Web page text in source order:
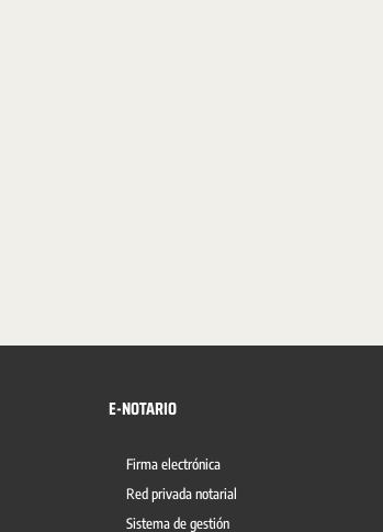
E-NOTARIO
Firma electrónica
Red privada notarial
Sistema de gestión